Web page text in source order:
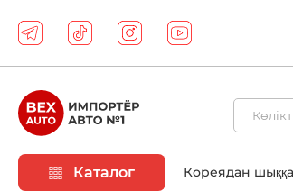
Каталог Кореядан